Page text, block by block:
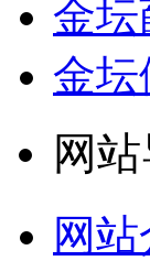
金坛
金坛
网
网